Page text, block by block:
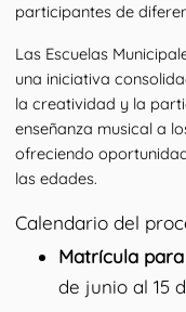
participantes de
Las Escuelas
una iniciativa
la creatividad y la
enseñanza musical a
ofreciendo
las edades.
Calendario del
Matrícula
de junio al 15